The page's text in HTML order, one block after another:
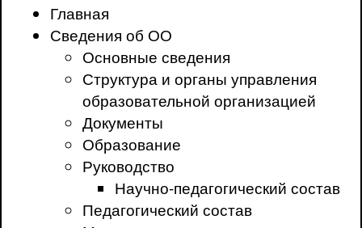
Главная
Сведения об ОО
Основные сведения
Структура и органы управления
образовательной организацией
Документы
Образование
Руководство
Научно-педагогический состав
Педагогический состав